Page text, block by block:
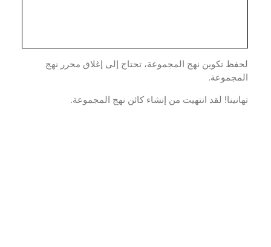
تكوين نهج المجموعة، تحتاج إلى إغلاق محرر نهج
لقد انتهيت من إنشاء كائن نهج المجموعة.